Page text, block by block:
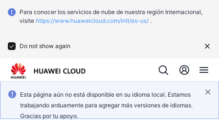
Para conocer los servicios de nube de nuestra región Internacional,
visite https://www.huaweicloud.com/intl/es-us/ .
Do not show again
Esta página aún no está disponible en su idioma local. Estamos
trabajando arduamente para agregar más versiones de idiomas.
Gracias por tu apoyo.